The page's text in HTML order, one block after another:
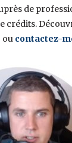
de
crédits.
ou contactez-